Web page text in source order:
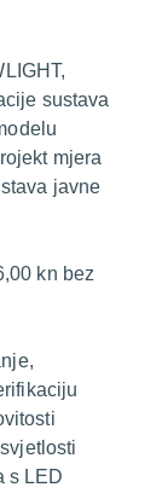
sustava
mjera
javne
kn bez
s LED